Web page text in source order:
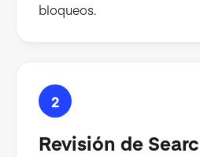
bloqueos.
2
Revisión de